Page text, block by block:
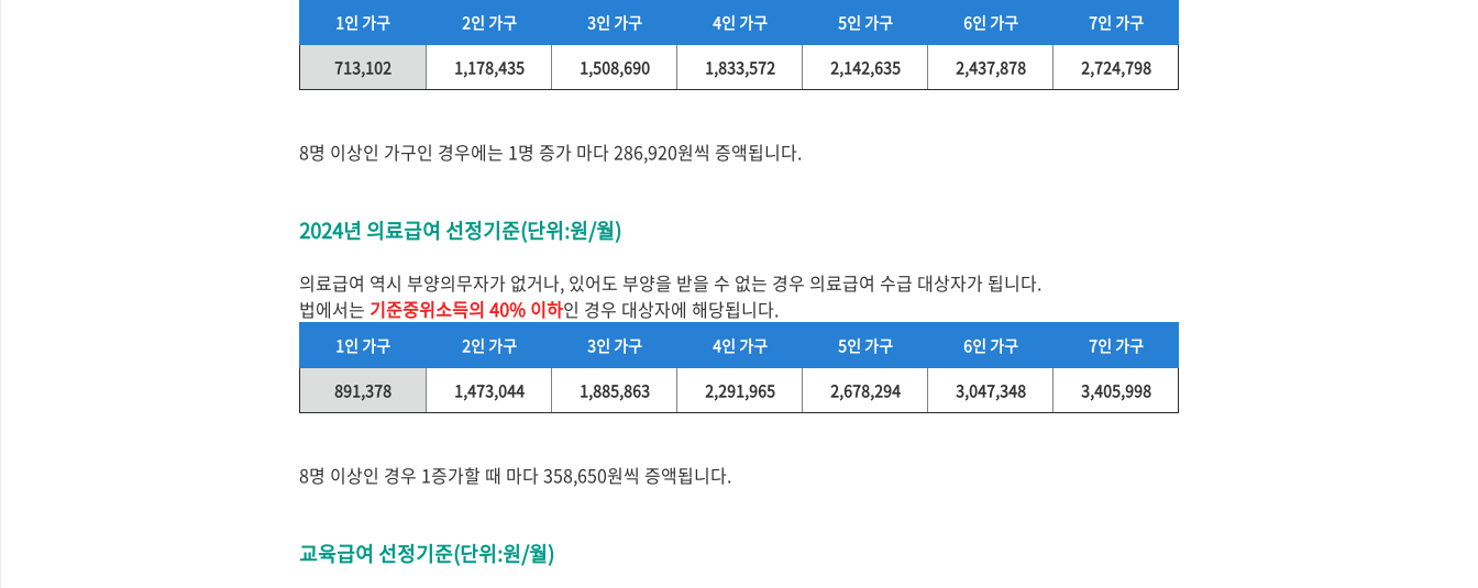
1인 가구 2인 가구 3인 가구 4인 가구 5인 가구 6인 가구 7인 가구
713,102 1,178,435 1,508,690 1,833,572 2,142,635 2,437,878 2,724,798
8명 이상인 가구인 경우에는 1명 증가 마다 286,920원씩 증액됩니다.
2024년 의료급여 선정기준(단위:원/월)
의료급여 역시 부양의무자가 없거나, 있어도 부양을 받을 수 없는 경우 의료급여 수급 대상자가 됩니다.
법에서는 기준중위소득의 40% 이하인 경우 대상자에 해당됩니다.
1인 가구 2인 가구 3인 가구 4인 가구 5인 가구 6인 가구 7인 가구
891,378 1,473,044 1,885,863 2,291,965 2,678,294 3,047,348 3,405,998
8명 이상인 경우 1증가할 때 마다 358,650원씩 증액됩니다.
교육급여 선정기준(단위:원/월)